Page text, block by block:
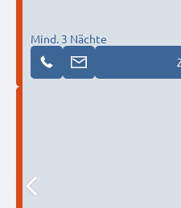
Mind. 3 Nächte